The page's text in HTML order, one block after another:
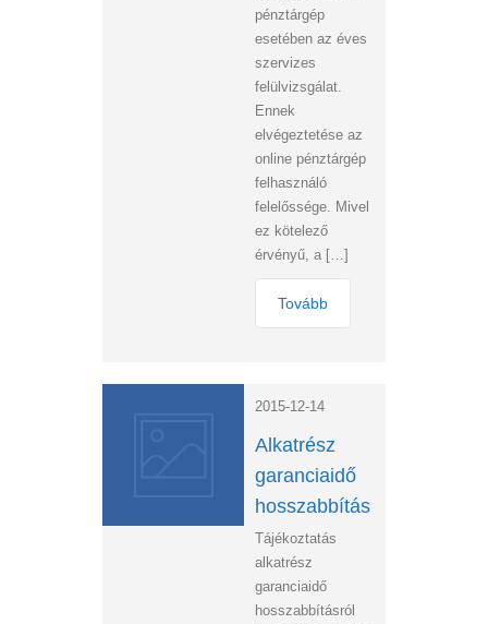
pénztárgép
esetében az éves
szervizes
felülvizsgálat.
Ennek
elvégeztetése az
online pénztárgép
felhasználó
felelőssége. Mivel
ez kötelező
érvényű, a […]
Tovább
2015-12-14
Alkatrész
garanciaidő
hosszabbítás
Tájékoztatás
alkatrész
garanciaidő
hosszabbításról